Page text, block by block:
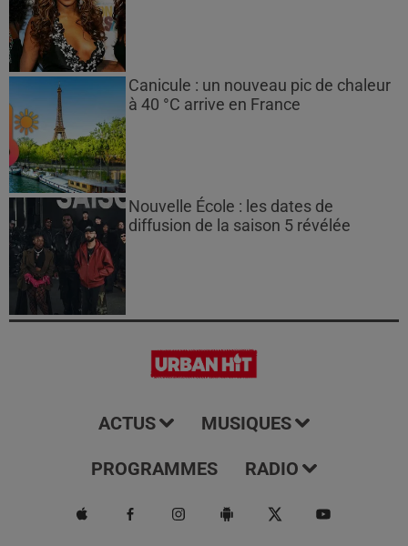
Canicule : un nouveau pic de chaleur
à 40 °C arrive en France
Nouvelle École : les dates de
diffusion de la saison 5 révélée
ACTUS MUSIQUES
PROGRAMMES RADIO